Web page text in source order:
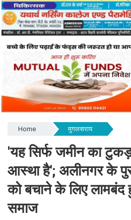
Home मुगलसराय
'यह सिर्फ जमीन का
आस्था है'; अलीनगर के
को बचाने के लिए
समाज